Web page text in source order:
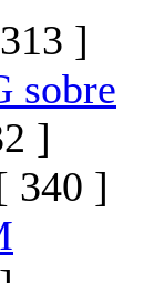
]
sobre
]
340 ]